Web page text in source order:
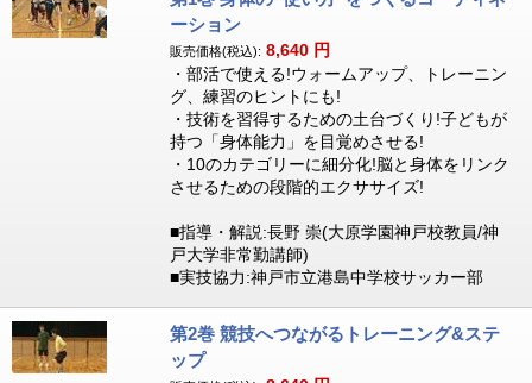
ーション
販売価格(税込): 8,640 円
・部活で使える!ウォームアップ、トレーニン
グ、練習のヒントにも!
・技術を習得するための土台づくり!子どもが
持つ「身体能力」を目覚めさせる!
・10のカテゴリーに細分化!脳と身体をリンク
させるための段階的エクササイズ!
■指導・解説:長野 崇(大原学園神戸校教員/神
戸大学非常勤講師)
■実技協力:神戸市立港島中学校サッカー部
第2巻 競技へつながるトレーニング&ステ
ップ